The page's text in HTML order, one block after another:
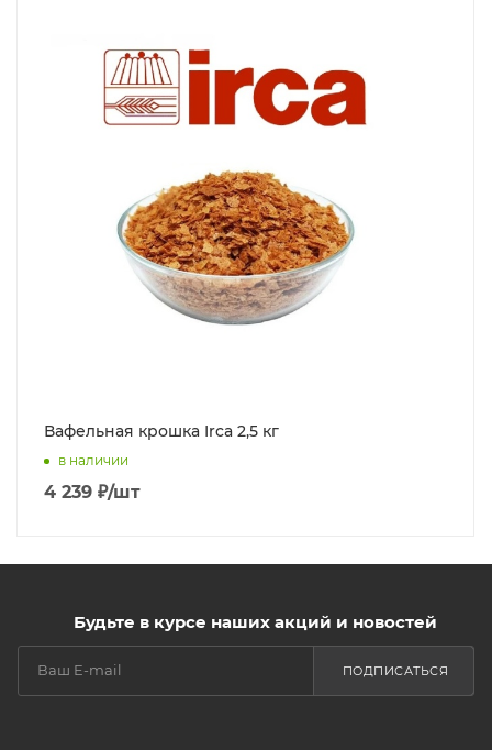
Вафельная крошка Irca 2,5 кг
в наличии
4 239 ₽/шт
Будьте в курсе наших акций и новостей
ПОДПИСАТЬСЯ